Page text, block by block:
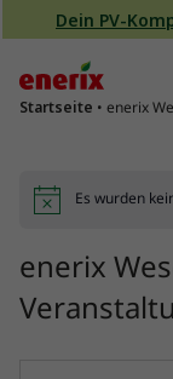
Direkt zum Inhalt
Dein PV-
Startseite • enerix
HinweisEs wurden
enerix